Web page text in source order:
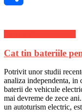
Cat tin bateriile
Potrivit unor studii
analiza independenta, in
baterii de vehicule
mai devreme de zece
un autoturism electric,